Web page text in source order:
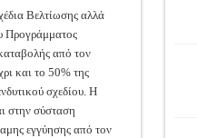
Βελτίωσης αλλά
Προγράμματος
από τον
και το 50% της
σχεδίου. Η
στην σύσταση
εγγύησης από τον